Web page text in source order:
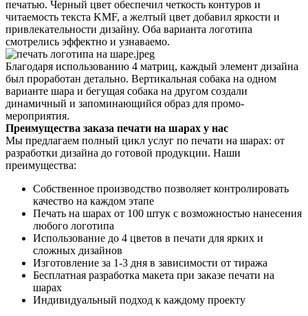
печатью. Черный цвет обеспечил четкость контуров и
читаемость текста KMF, а желтый цвет добавил яркости и
привлекательности дизайну. Оба варианта логотипа
смотрелись эффектно и узнаваемо.
Благодаря использованию 4 матриц, каждый элемент дизайна
был проработан детально. Вертикальная собака на одном
варианте шара и бегущая собака на другом создали
динамичный и запоминающийся образ для промо-
мероприятия.
Преимущества заказа печати на шарах у нас
Мы предлагаем полный цикл услуг по печати на шарах: от
разработки дизайна до готовой продукции. Наши
преимущества:
Собственное производство позволяет контролировать
качество на каждом этапе
Печать на шарах от 100 штук с возможностью нанесения
любого логотипа
Использование до 4 цветов в печати для ярких и
сложных дизайнов
Изготовление за 1-3 дня в зависимости от тиража
Бесплатная разработка макета при заказе печати на
шарах
Индивидуальный подход к каждому проекту